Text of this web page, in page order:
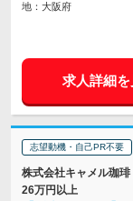
地：大阪府
求人詳細を
志望動機・自己PR不要
株式会社キャメル珈
26万円以上